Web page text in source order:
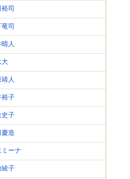
司
司
人
大
人
裕子
史子
慶造
ミーナ
綾子